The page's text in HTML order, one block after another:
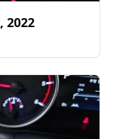
, 2022